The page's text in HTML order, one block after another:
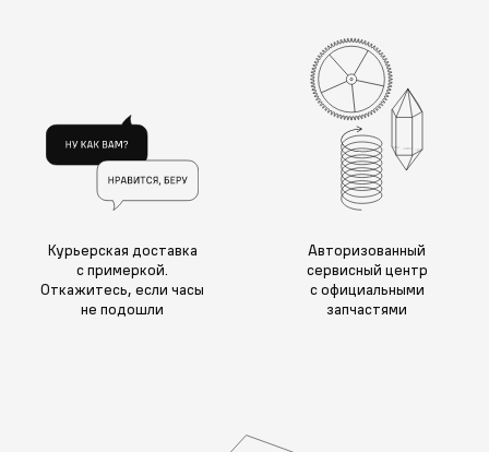
Курьерская доставка
с примеркой.
Откажитесь, если часы
не подошли
Авторизованный
сервисный центр
с официальными
запчастями